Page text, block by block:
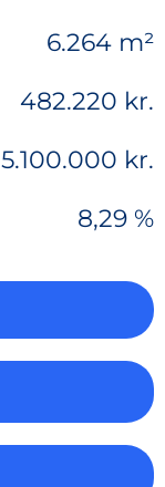
6.264 m²
482.220 kr.
5.100.000 kr.
8,29 %